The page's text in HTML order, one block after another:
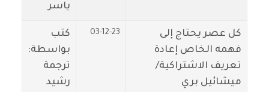
ياسر
كل عصر يحتاج إلى
فهمه الخاص إعادة
تعريف الاشتراكية/
ميشائيل بري
03-12-23
كتب
بواسطة:
ترجمة
رشيد